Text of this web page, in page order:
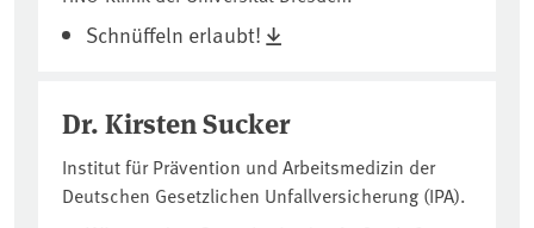
Schnüffeln erlaubt!
Dr. Kirsten Sucker
Institut für Prävention und Arbeitsmedizin der
Deutschen Gesetzlichen Unfallversicherung (IPA).